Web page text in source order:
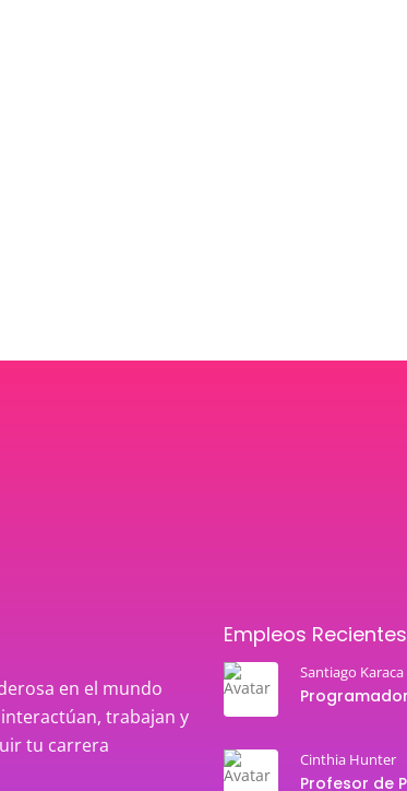
en el mundo
trabajan y
tu carrera
Empleos Recientes
Santiago Karaca
Cinthia Hunter